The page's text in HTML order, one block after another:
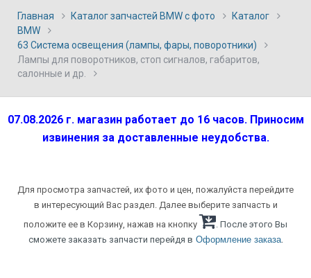
Главная Каталог запчастей BMW с фото
Каталог
BMW
63 Система освещения (лампы, фары, поворотники)
Лампы для поворотников, стоп сигналов, габаритов,
салонные и др.
07.08.2026 г. магазин работает до 16 часов. Приносим
извинения за доставленные неудобства.
Для просмотра запчастей, их фото и цен, пожалуйста перейдите
в интересующий Вас раздел. Далее выберите запчасть и
положите ее в Корзину, нажав на кнопку
. После этого Вы
сможете заказать запчасти перейдя в Оформление заказа.